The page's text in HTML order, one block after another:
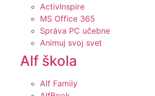
ActivInspire
MS Office 365
Správa PC učebne
Animuj svoj svet
Alf škola
Alf Family